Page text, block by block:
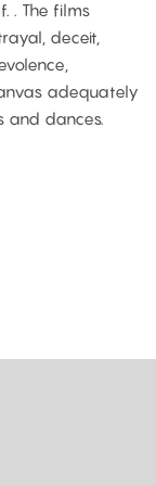
. The films
deceit,
adequately
and dances.